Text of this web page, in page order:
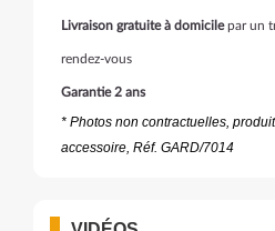
Livraison gratuite à domicilepar un
rendez-vous
Garantie 2 ans
* Photos non contractuelles,
accessoire, Réf. GARD/7014